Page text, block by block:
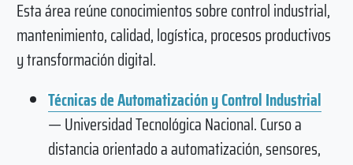
Esta área reúne conocimientos sobre control industrial,
mantenimiento, calidad, logística, procesos productivos
y transformación digital.
Técnicas de Automatización y Control Industrial
— Universidad Tecnológica Nacional. Curso a
distancia orientado a automatización, sensores,